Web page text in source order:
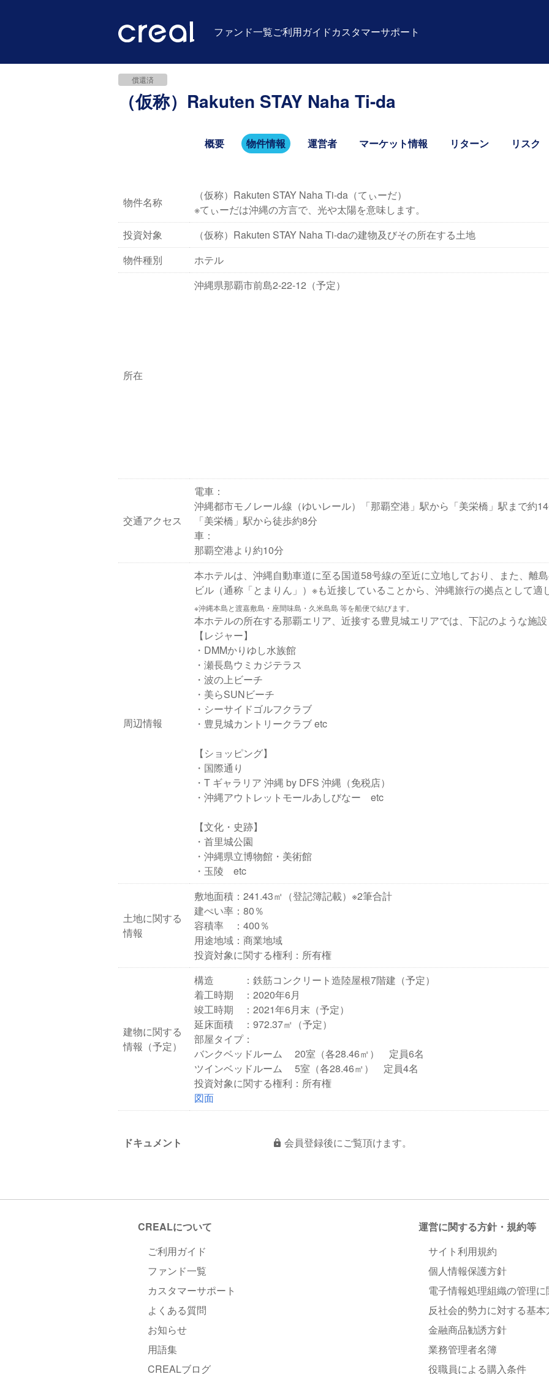
ファンド一覧ご利用ガイドカスタマーサポート
償還済
（仮称）Rakuten STAY Naha Ti-da
概要 物件情報 運営者 マーケット情報 リターン リスク
物件名称
（仮称）Rakuten STAY Naha Ti-da（てぃーだ）
※てぃーだは沖縄の方言で、光や太陽を意味します。
投資対象
（仮称）Rakuten STAY Naha Ti-daの建物及びその所在する土地
物件種別
ホテル
所在
沖縄県那覇市前島2-22-12（予定）
交通アクセス
電車：
沖縄都市モノレール線（ゆいレール）「那覇空港」駅から「美栄橋」駅まで約
「美栄橋」駅から徒歩約8分
車：
那覇空港より約10分
周辺情報
本ホテルは、沖縄自動車道に至る国道58号線の至近に立地しており、また、離
ビル（通称「とまりん」）※も近接していることから、沖縄旅行の拠点として適
※沖縄本島と渡嘉敷島・座間味島・久米島島 等を船便で結びます。
本ホテルの所在する那覇エリア、近接する豊見城エリアでは、下記のような施
【レジャー】
・DMMかりゆし水族館
・瀬長島ウミカジテラス
・波の上ビーチ
・美らSUNビーチ
・シーサイドゴルフクラブ
・豊見城カントリークラブ etc
【ショッピング】
・国際通り
・T ギャラリア 沖縄 by DFS 沖縄（免税店）
・沖縄アウトレットモールあしびなー etc
【文化・史跡】
・首里城公園
・沖縄県立博物館・美術館
・玉陵 etc
土地に関する
情報
敷地面積：241.43㎡（登記簿記載）※2筆合計
建ぺい率：80％
容積率 ：400％
用途地域：商業地域
投資対象に関する権利：所有権
建物に関する
情報（予定）
構造 ：鉄筋コンクリート造陸屋根7階建（予定）
着工時期 ：2020年6月
竣工時期 ：2021年6月末（予定）
延床面積 ：972.37㎡（予定）
部屋タイプ：
バンクベッドルーム 20室（各28.46㎡） 定員6名
ツインベッドルーム 5室（各28.46㎡） 定員4名
投資対象に関する権利：所有権
図面
ドキュメント 会員登録後にご覧頂けます。
CREALについて
ご利用ガイド
ファンド一覧
カスタマーサポート
よくある質問
お知らせ
用語集
CREALブログ
運営に関する方針・規約等
サイト利用規約
個人情報保護方針
電子情報処理組織の管理
反社会的勢力に対する基本
金融商品勧誘方針
業務管理者名簿
役職員による購入条件